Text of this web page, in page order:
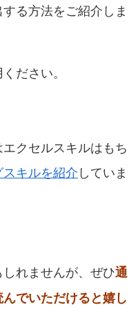
る方法をご紹介しま
ださい。
クセルスキルはもち
キルを紹介していま
れませんが、ぜひ通
でいただけると嬉し